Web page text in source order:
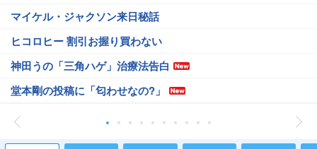
マイケル・ジャクソン来日秘話
ヒコロヒー 割引お握り買わない
神田うの「三角ハゲ」治療法告白
堂本剛の投稿に「匂わせなの?」